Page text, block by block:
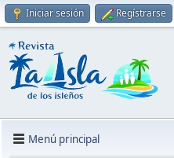
Iniciar sesión Regístrarse
Menú principal